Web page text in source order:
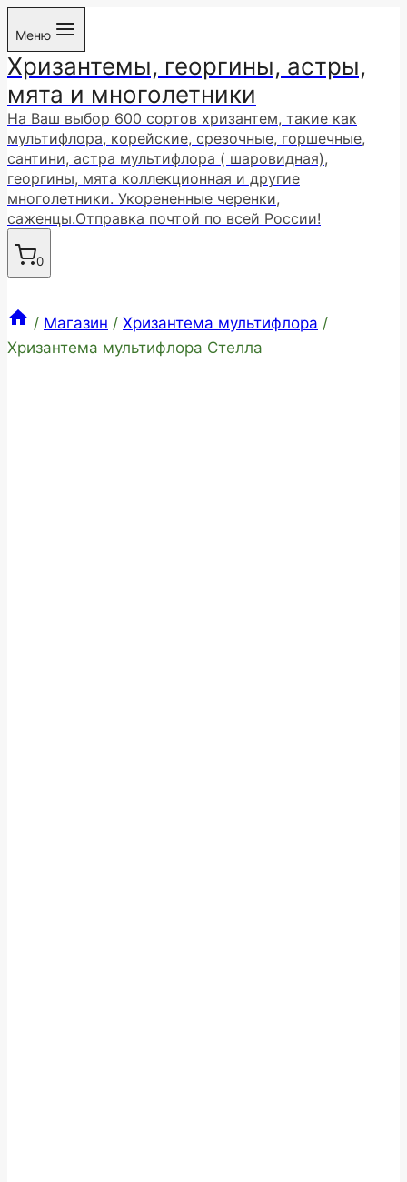
Перейти
содержимому
Меню
Хризантемы, георгины, астры,
мята и многолетники
На Ваш выбор 600 сортов хризантем, такие как
мультифлора, корейские, срезочные, горшечные,
сантини, астра мультифлора ( шаровидная),
георгины, мята коллекционная и другие
многолетники. Укорененные черенки,
саженцы.Отправка почтой по всей России!
0
/ Магазин / Хризантема мультифлора /
Хризантема мультифлора Стелла